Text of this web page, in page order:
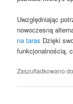
Uwzględniając
nowoczesną
na taras Dzięki
funkcjonalnością,
Zaszufladkowano